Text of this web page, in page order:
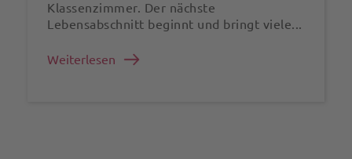
Klassenzimmer. Der nächste
Lebensabschnitt beginnt und bringt viele...
Weiterlesen